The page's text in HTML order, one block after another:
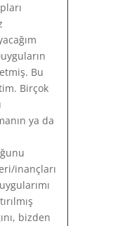
Bu
Birçok
ya da
inançları
bizden